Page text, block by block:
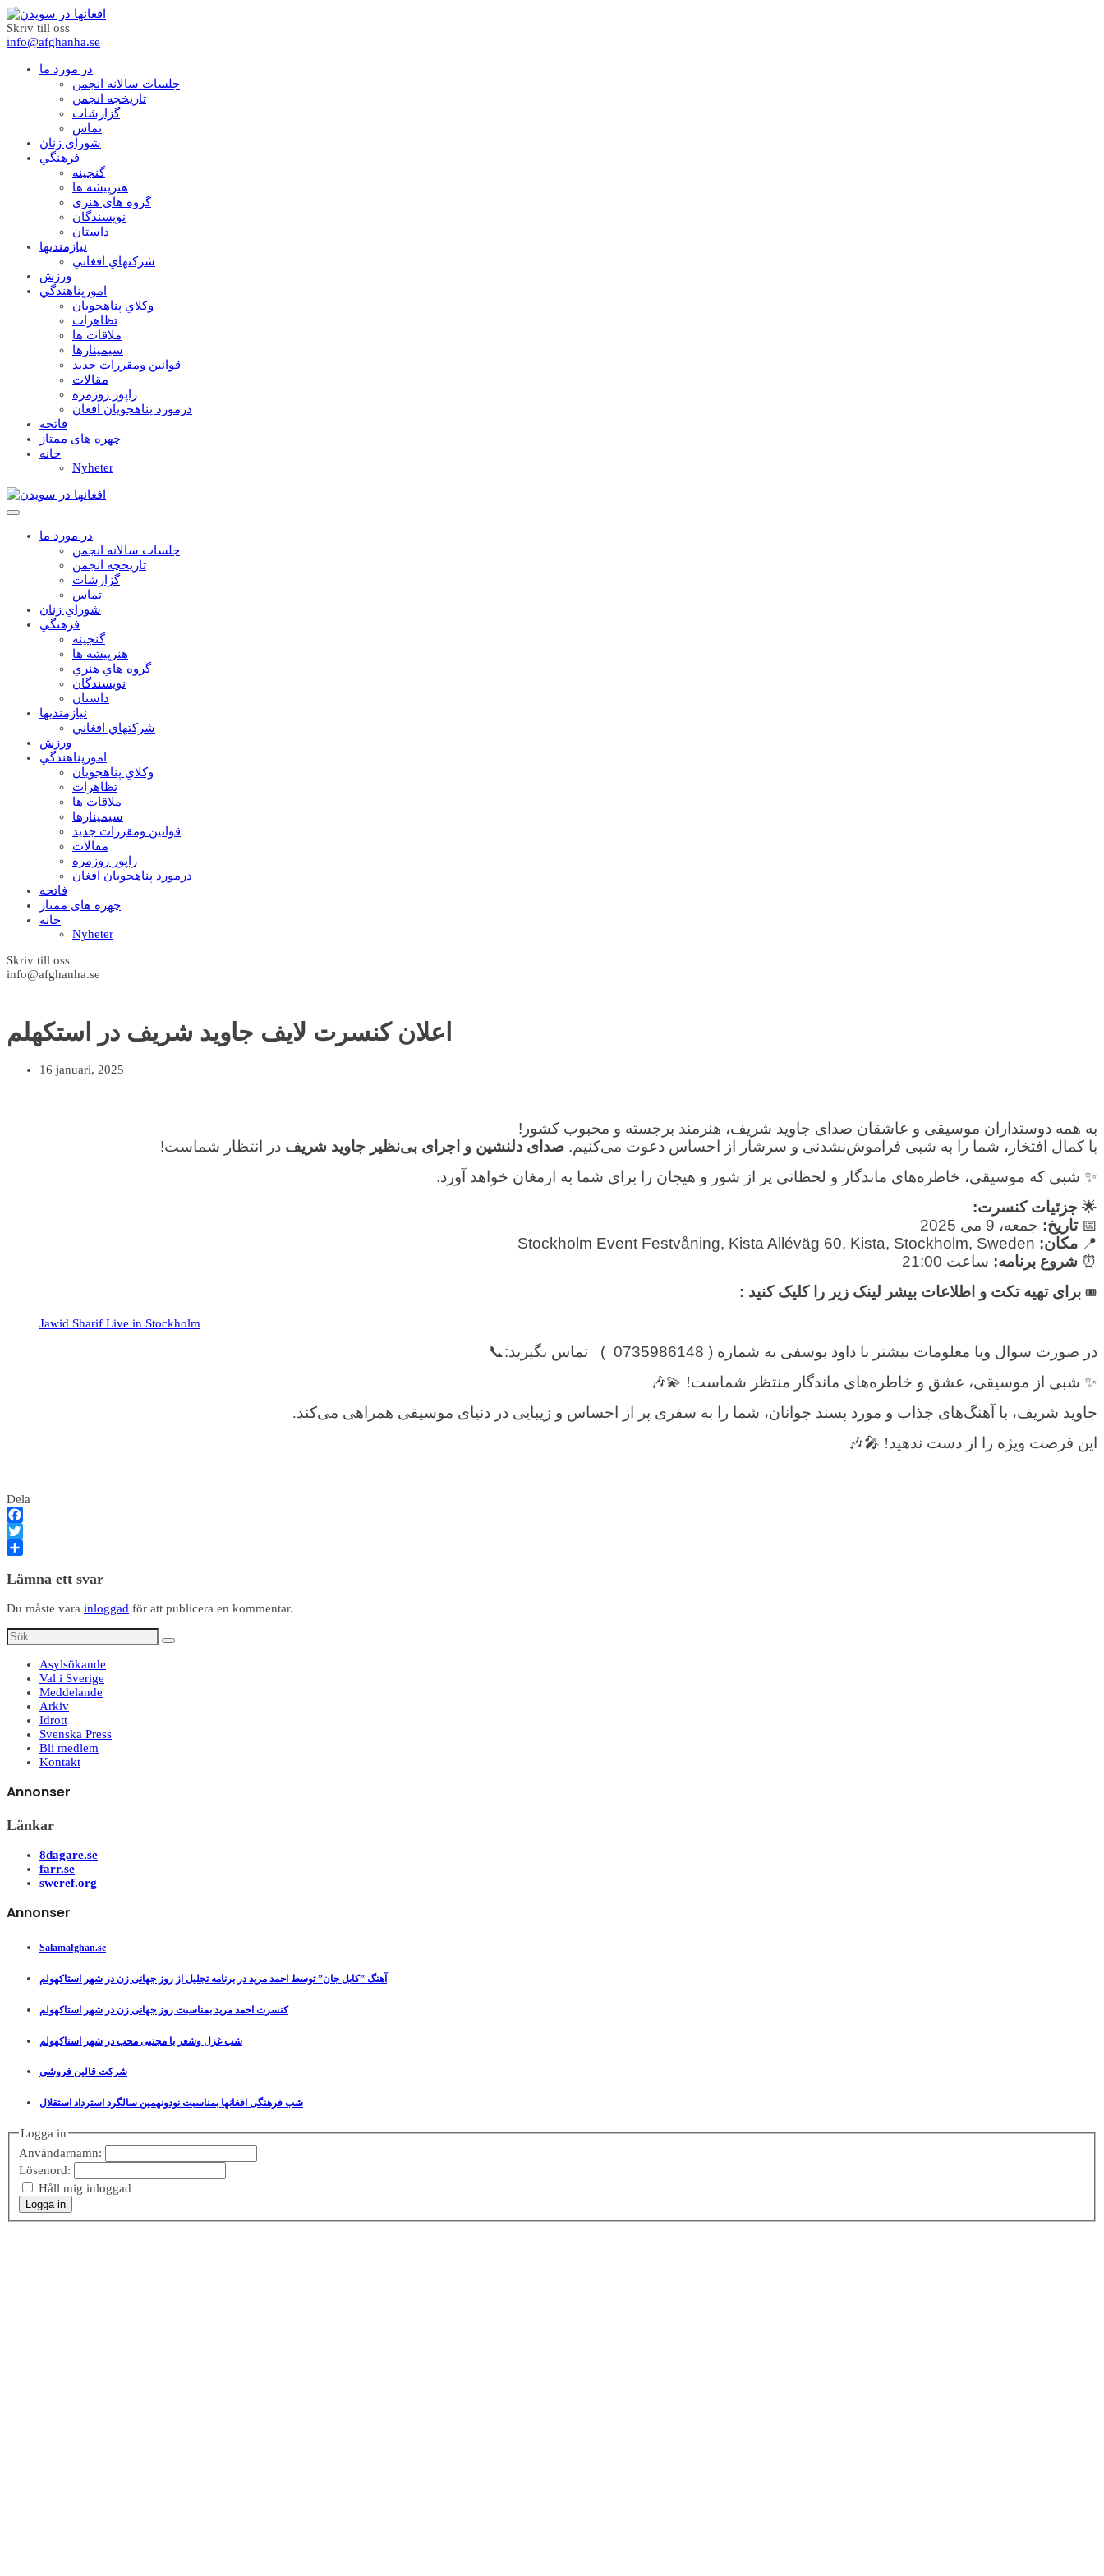
Skriv till oss
info@afghanha.se
در مورد ما
جلسات سالانه انجمن
تاریخچه انجمن
گزارشات
تماس
شوراي زنان
فرهنگي
گنجينه
هنرپيشه ها
گروه هاي هنري
نويسندگان
داستان
نيازمنديها
شرکتهاي افغاني
ورزش
امورپناهندگي
وکلاي پناهجويان
تظاهرات
ملاقات ها
سيمينارها
قوانين ومقررات جديد
مقالات
راپور روزمره
درمورد پناهجويان افغان
فاتحه
چهره های ممتاز
خانه
Nyheter
در مورد ما
جلسات سالانه انجمن
تاریخچه انجمن
گزارشات
تماس
شوراي زنان
فرهنگي
گنجينه
هنرپيشه ها
گروه هاي هنري
نويسندگان
داستان
نيازمنديها
شرکتهاي افغاني
ورزش
امورپناهندگي
وکلاي پناهجويان
تظاهرات
ملاقات ها
سيمينارها
قوانين ومقررات جديد
مقالات
راپور روزمره
درمورد پناهجويان افغان
فاتحه
چهره های ممتاز
خانه
Nyheter
Skriv till oss
info@afghanha.se
اعلان کنسرت لایف جاوید شریف در استکهلم
16 januari, 2025
به همه دوستداران موسیقی و عاشقان صدای جاوید شریف، هنرمند برجسته و محبوب کشور!
با کمال افتخار، شما را به شبی فراموش‌نشدنی و سرشار از احساس دعوت می‌کنیم. صدای دلنشین و اجرای بی‌نظیر جاوید شریف در انتظار شماست!
✨ شبی که موسیقی، خاطره‌های ماندگار و لحظاتی پر از شور و هیجان را برای شما به ارمغان خواهد آورد.
🌟 جزئیات کنسرت:
📅تاریخ: جمعه، 9 می 2025
📍 مکان:
⏰ شروع برنامه: ساعت 21:00
🎟 برای تهیه تکت و اطلاعات بیشر لینک زیر را کلیک کنید :
Jawid Sharif Live in Stockholm
در صورت سوال ویا معلومات بیشتر با داود یوسفی به شماره ( 0735986148 ) تماس بگیرید:📞
✨ شبی از موسیقی، عشق و خاطره‌های ماندگار منتظر شماست! 💫🎶
جاوید شریف، با آهنگ‌های جذاب و مورد پسند جوانان، شما را به سفری پر از احساس و زیبایی در دنیای موسیقی همراهی می‌کند.
این فرصت ویژه را از دست ندهید! 🎤🎶
Dela
Facebook
Twitter
Lämna ett svar
Du måste vara inloggad för att publicera en kommentar.
Asylsökande
Val i Sverige
Meddelande
Arkiv
Idrott
Svenska Press
Bli medlem
Kontakt
Annonser
Länkar
8dagare.se
farr.se
sweref.org
Annonser
Salamafghan.se
آهنگ ”کابل جان” توسط احمد مرید در برنامه تجلیل از روز جهانی زن در شهر استاکهولم
کنسرت احمد مرید بمناسبت روز جهانی زن در شهر استاکهولم
شب غزل وشعر با مجتبی محب در شهر استاکهولم
شرکت قالین فروشی
شب فرهنگی افغانها بمناسبت نودونهمین سالگرد استرداد استقلال
Logga in
Användarnamn:
Lösenord:
Håll mig inloggad
Logga in